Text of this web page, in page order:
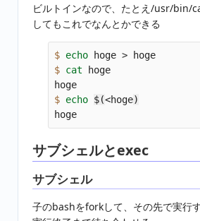
ビルトインなので、たとえ/usr/bin/
してもこれでなんとかできる
$ echo hoge >
$ cat
hoge
$ echo $(<hoge)
サブシェルとexec
サブシェル
子のbashをforkして、その先で実行